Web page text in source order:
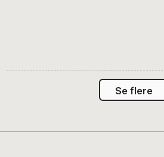
Se flere